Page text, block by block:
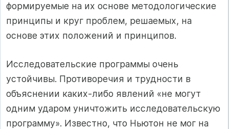
формируемые на их основе методологические
принципы и круг проблем, решаемых, на
основе этих положений и принципов.
Исследовательские программы очень
устойчивы. Противоречия и трудности в
объяснении каких-либо явлений «не могут
одним ударом уничтожить исследовательскую
программу». Известно, что Ньютон не мог на